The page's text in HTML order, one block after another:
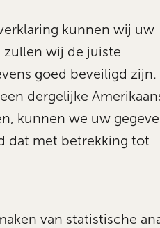
kunnen wij uw
zullen wij de juiste
goed beveiligd zijn.
dergelijke
kunnen we uw
dat met betrekking tot
van statistische